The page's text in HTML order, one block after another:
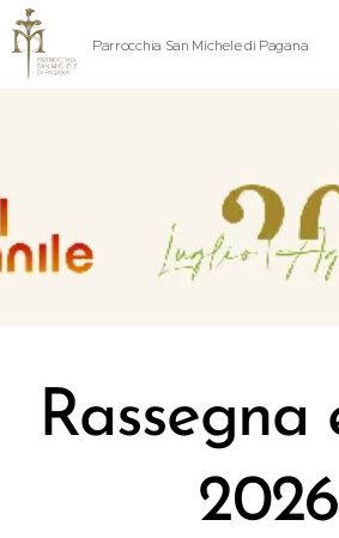
Parrocchia San Michele di Pagana
Rassegna
2026